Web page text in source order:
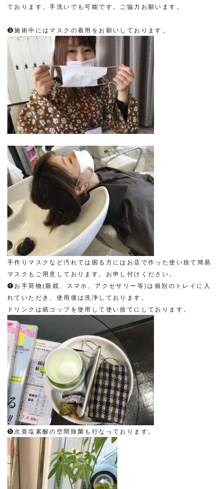
ております。手洗いでも可能です。ご協力お願います。
❸施術中にはマスクの着用をお願いしております。
手作りマスクなど汚れては困る方にはお店で作った使い捨て簡易
マスクもご用意しております。お申し付けください。
❹お手荷物(眼鏡、スマホ、アクセサリー等)は個別のトレイに入
れていただき、使用後は洗浄しております。
ドリンクは紙コップを使用して使い捨てにしております。
❺次亜塩素酸の空間除菌も行なっております。